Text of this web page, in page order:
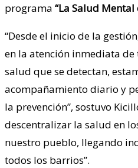
programa “La Salud Mental
“Desde el inicio de la
en la atención inmediata
salud que se detectan,
acompañamiento diario y
la prevención”, sostuvo
descentralizar la salud en
nuestro pueblo, llegando
todos los barrios”.